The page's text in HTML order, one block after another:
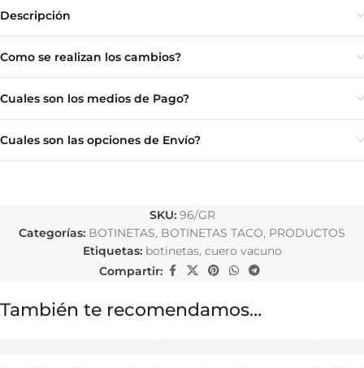
Descripción
Como se realizan los cambios?
Cuales son los medios de Pago?
Cuales son las opciones de Envío?
SKU: 96/GR
Categorías: BOTINETAS, BOTINETAS TACO, PRODUCTOS
Etiquetas: botinetas, cuero vacuno
Compartir:
También te recomendamos…